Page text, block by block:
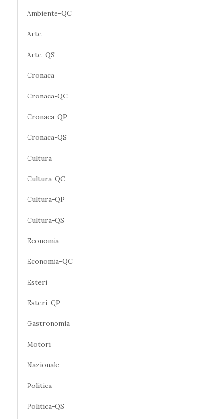
Ambiente-QC
Arte
Arte-QS
Cronaca
Cronaca-QC
Cronaca-QP
Cronaca-QS
Cultura
Cultura-QC
Cultura-QP
Cultura-QS
Economia
Economia-QC
Esteri
Esteri-QP
Gastronomia
Motori
Nazionale
Politica
Politica-QS